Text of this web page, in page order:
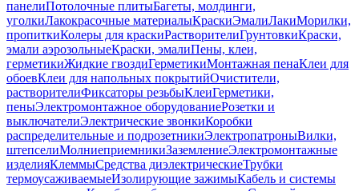
панелиПотолочные плитыБагеты, молдинги,
уголкиЛакокрасочные материалыКраскиЭмалиЛакиМорилки,
пропиткиКолеры для краскиРастворителиГрунтовкиКраски,
эмали аэрозольныеКраски, эмалиПены, клеи,
герметикиЖидкие гвоздиГерметикиМонтажная пенаКлеи для
обоевКлеи для напольных покрытийОчистители,
растворителиФиксаторы резьбыКлеиГерметики,
пеныЭлектромонтажное оборудованиеРозетки и
выключателиЭлектрические звонкиКоробки
распределительные и подрозетникиЭлектропатроныВилки,
штепселиМолниеприемникиЗаземлениеЭлектромонтажные
изделияКлеммыСредства диэлектрическиеТрубки
термоусаживаемыеИзолирующие зажимыКабель и системы